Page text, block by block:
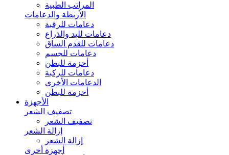
المراتب الطبية
الأربطة والدعامات
دعامات للرقبة
دعامات لليد والذراع
دعامات للقدم الساق
دعامات للجسم
أحزمة للبطن
دعامات للركبة
الدعامات الأخرى
أحزمة للبطن
الأجهزة
تصفيف الشعر
تصفيف الشعر
إزالة الشعر
إزالة الشعر
أجهزة أخرى